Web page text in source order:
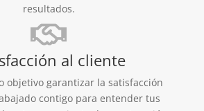
resultados.
al cliente
objetivo garantizar la satisfacción
contigo para entender tus